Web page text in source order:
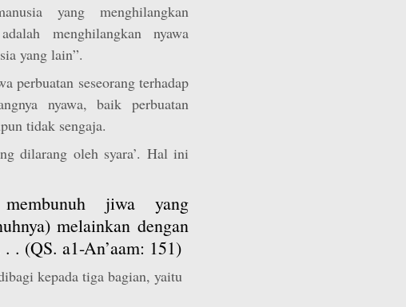
yang menghilangkan
menghilangkan nyawa
yang lain”.
perbuatan seseorang terhadap
nyawa, baik perbuatan
tidak sengaja.
dilarang oleh syara’. Hal ini
jiwa yang
melainkan dengan
. (QS. a1-An’aam: 151)
kepada tiga bagian, yaitu